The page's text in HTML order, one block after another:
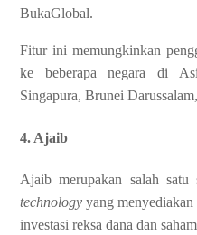
BukaGlobal.
Fitur ini memungkinkan
ke beberapa negara di
Singapura, Brunei
4. Ajaib
Ajaib merupakan salah satu
technology yang
investasi reksa dana dan